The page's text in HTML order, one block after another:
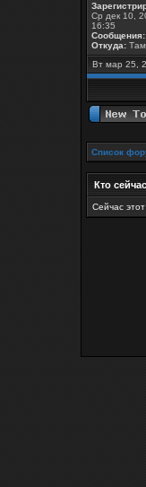
Ср дек 10,
16:35
Сообщения:
Откуда:
Вт мар 25,
Список
Кто
Сейчас